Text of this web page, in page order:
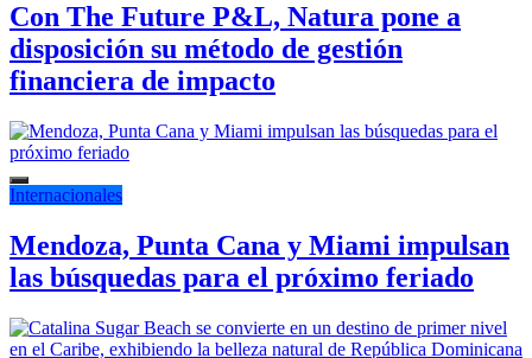
Con The Future P&L, Natura pone a
disposición su método de gestión
financiera de impacto
Internacionales
Mendoza, Punta Cana y Miami impulsan
las búsquedas para el próximo feriado